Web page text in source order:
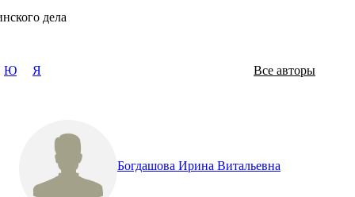
дела
Ю Я Все авторы
Богдашова Ирина Витальевна